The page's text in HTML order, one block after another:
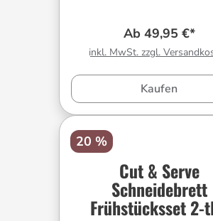
Ab 49,95 €*
inkl. MwSt. zzgl.
Kaufen
20 %
Cut & Serve
Schneidebrett
Frühstücksset 2-